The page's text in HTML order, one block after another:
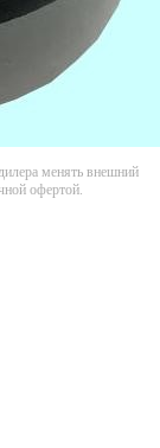
менять внешний
офертой.